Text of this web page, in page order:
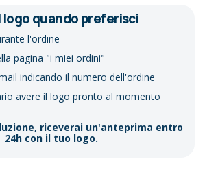
logo quando preferisci
l'ordine
pagina "i miei ordini"
indicando il numero dell'ordine
avere il logo pronto al momento
riceverai un'anteprima entro
24h con il tuo logo.